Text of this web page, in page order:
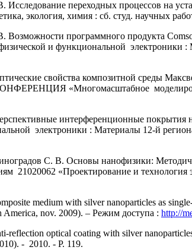
переходных процессов на
экология, химия : сб. студ. научных
программного продукта
и функциональной электроники :
свойства композитной среды
«Многомасштабное
интерференционные покрытия
электроники : Материалы 12-й
С. В. Основы нанофизики:
21020062 «Проектирование и
medium with silver nanoparticles as
nov. 2009). – Режим доступа : http://
optical coating with silver
- 2010. - P. 119.